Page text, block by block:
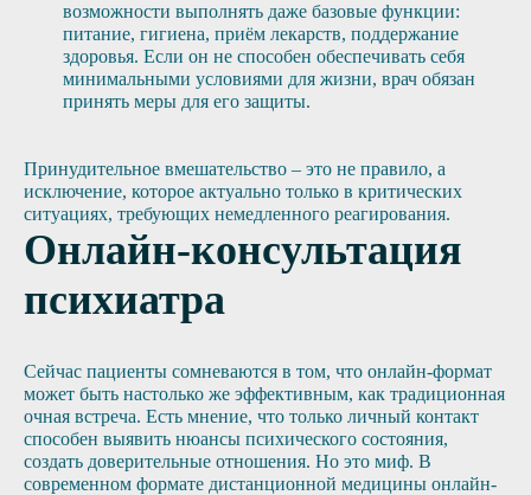
возможности выполнять даже базовые функции:
питание, гигиена, приём лекарств, поддержание
здоровья. Если он не способен обеспечивать себя
минимальными условиями для жизни, врач обязан
принять меры для его защиты.
Принудительное вмешательство – это не правило, а
исключение, которое актуально только в критических
ситуациях, требующих немедленного реагирования.
Онлайн-консультация
психиатра
Сейчас пациенты сомневаются в том, что онлайн-формат
может быть настолько же эффективным, как традиционная
очная встреча. Есть мнение, что только личный контакт
способен выявить нюансы психического состояния,
создать доверительные отношения. Но это миф. В
современном формате дистанционной медицины онлайн-